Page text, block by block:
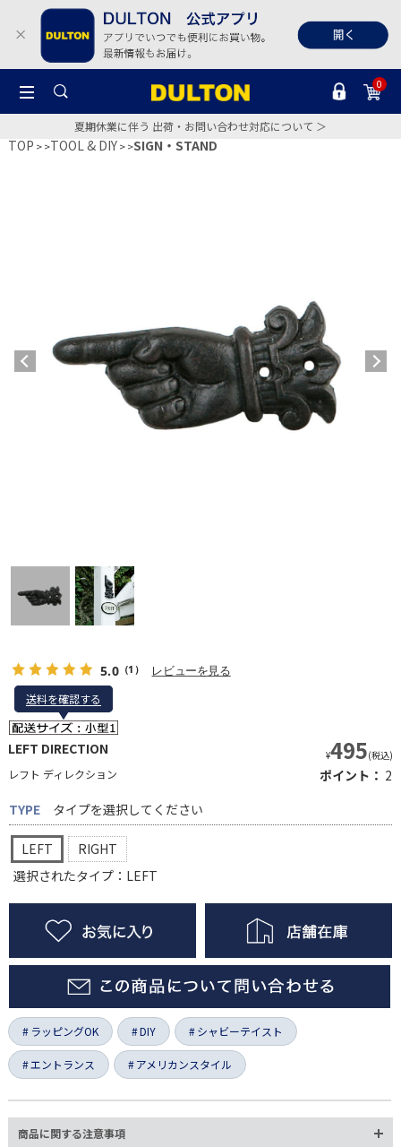
0
夏期休業に伴う 出荷・お問い合わせ対応について ＞
TOP >TOOL & DIY >SIGN・STAND
5.0（1） レビューを見る
送料を確認する
送料を確認する
LEFT DIRECTION
レフト ディレクション
¥495(税込)
ポイント： 2
TYPE
タイプを選択してください
LEFT
RIGHT
選択されたタイプ：LEFT
ラッピングOK DIY シャビーテイスト
エントランス アメリカンスタイル
商品に関する注意事項